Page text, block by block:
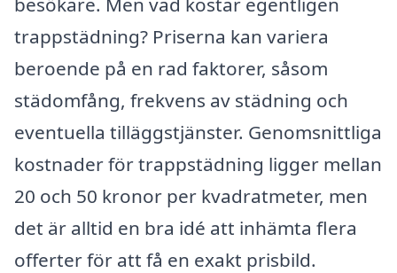
trappstädning? Priserna kan variera
beroende på en rad faktorer, såsom
städomfång, frekvens av städning och
eventuella tilläggstjänster. Genomsnittliga
kostnader för trappstädning ligger mellan
20 och 50 kronor per kvadratmeter, men
det är alltid en bra idé att inhämta flera
offerter för att få en exakt prisbild.